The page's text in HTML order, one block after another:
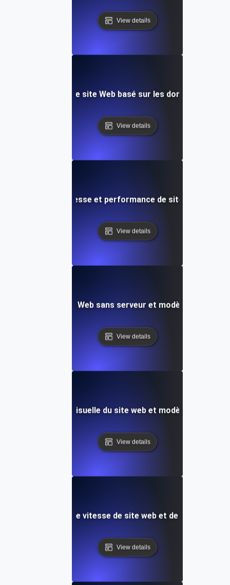
View details
test de vitesse de site Web basé sur les données et
View details
: Test de vitesse et performance de site web
View details
de vitesse de site Web sans serveur et modèle de
View details
Test de vitesse visuelle du site web et modèle d'analyse
View details
ultime de test de vitesse de site web et de
View details